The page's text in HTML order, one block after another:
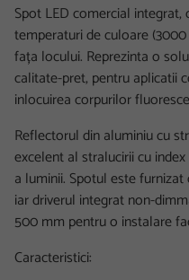
Spot LED comercial
temperaturi de culoare
fața locului. Reprezinta o
calitate-pret, pentru aplicatii
inlocuirea corpurilor
Reflectorul din aluminiu cu
excelent al stralucirii cu
a luminii. Spotul este
iar driverul integrat non-
500 mm pentru o instalare
Caracteristici: